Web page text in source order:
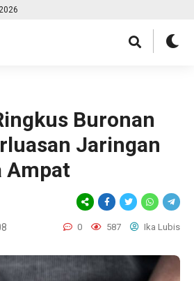
Buronan
Jaringan
Ampat
0 587 Ika Lubis